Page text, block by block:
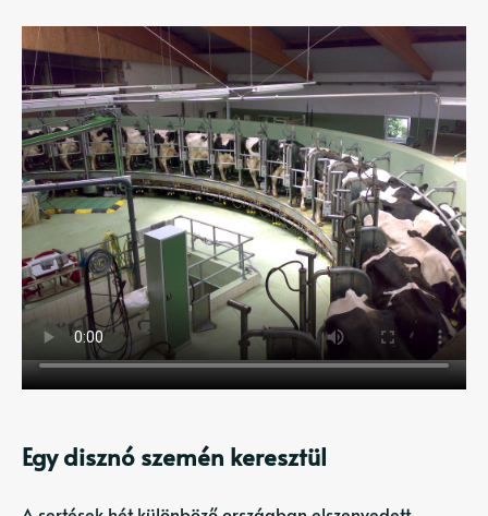
Egy disznó szemén keresztül